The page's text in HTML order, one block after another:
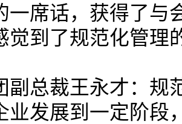
一席话，获得了与
觉到了规范化管理
副总裁王永才：规
业发展到一定阶段